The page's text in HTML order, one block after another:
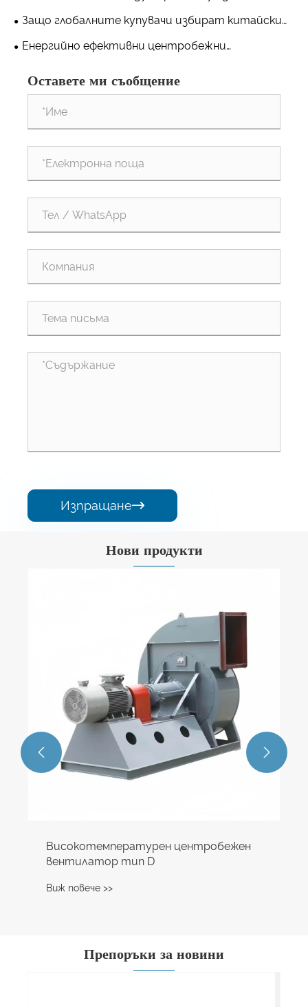
логистични центрове?
центробежни вентилатори с висока
производителност?
Защо глобалните купувачи избират китайски
производители на центробежни вентилатори
тип C за персонализирани проекти
Енергийно ефективни центробежни
намалят дългосрочните оперативни разходи
Оставете ми съобщение
Изпращане
Нови продукти
Центробежен вентилатор с
директно задвижване
 
Препоръки за новини